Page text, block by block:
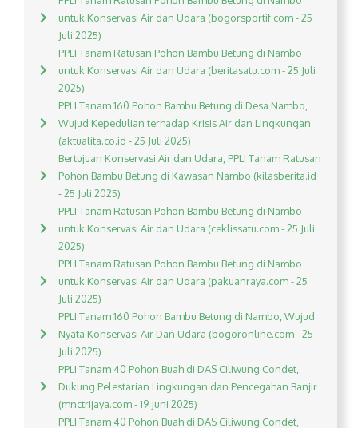
untuk Konservasi Air dan Udara (bogorsportif.com - 25
Juli 2025)
PPLI Tanam Ratusan Pohon Bambu Betung di Nambo
untuk Konservasi Air dan Udara (beritasatu.com - 25 Juli
2025)
PPLI Tanam 160 Pohon Bambu Betung di Desa Nambo,
Wujud Kepedulian terhadap Krisis Air dan Lingkungan
(aktualita.co.id - 25 Juli 2025)
Bertujuan Konservasi Air dan Udara, PPLI Tanam Ratusan
Pohon Bambu Betung di Kawasan Nambo (kilasberita.id
- 25 Juli 2025)
PPLI Tanam Ratusan Pohon Bambu Betung di Nambo
untuk Konservasi Air dan Udara (ceklissatu.com - 25 Juli
2025)
PPLI Tanam Ratusan Pohon Bambu Betung di Nambo
untuk Konservasi Air dan Udara (pakuanraya.com - 25
Juli 2025)
PPLI Tanam 160 Pohon Bambu Betung di Nambo, Wujud
Nyata Konservasi Air Dan Udara (bogoronline.com - 25
Juli 2025)
PPLI Tanam 40 Pohon Buah di DAS Ciliwung Condet,
Dukung Pelestarian Lingkungan dan Pencegahan Banjir
(mnctrijaya.com - 19 Juni 2025)
PPLI Tanam 40 Pohon Buah di DAS Ciliwung Condet,